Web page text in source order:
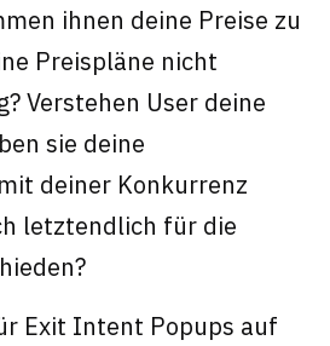
ihnen deine Preise zu
Preispläne nicht
Verstehen User deine
sie deine
deiner Konkurrenz
letztendlich für die
Exit Intent Popups auf